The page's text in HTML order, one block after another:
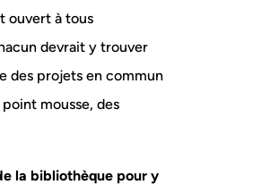
ouvert à tous
devrait y trouver
des projets en commun
mousse, des
la bibliothèque pour y